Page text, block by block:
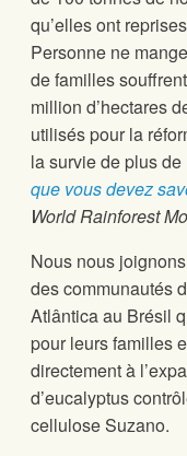
qu’elles ont
Personne ne
de familles
million d’hectares
utilisés pour la
la survie de plus
que vous devez
World Rainforest
Nous nous
des communautés
Atlântica au Brésil
pour leurs familles
directement à
d’eucalyptus
cellulose Suzano.